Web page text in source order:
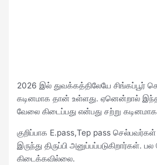
2026 இல் துவக்கத்திலேயே சிங்கப்பூர்
கடினமாக தான் உள்ளது. ஏனென்றால் இந்த
வேலை கிடைப்பது என்பது சற்று
குறிப்பாக E.pass,Tep pass செல்பவர்கள்
இருந்து திருப்பி அனுப்பப்படுகிறார்கள்.
கிடைக்கவில்லை.